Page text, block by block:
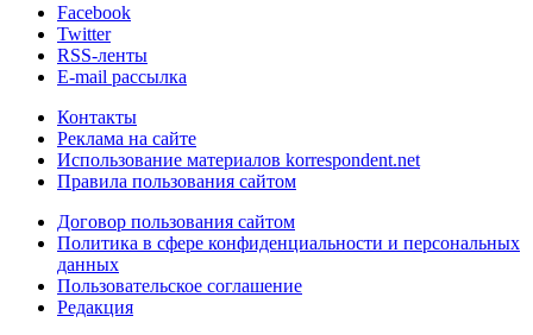
Facebook
Twitter
RSS-ленты
E-mail рассылка
Контакты
Реклама на сайте
Использование материалов korrespondent.net
Правила пользования сайтом
Договор пользования сайтом
Политика в сфере конфиденциальности и персональных
данных
Пользовательское соглашение
Редакция